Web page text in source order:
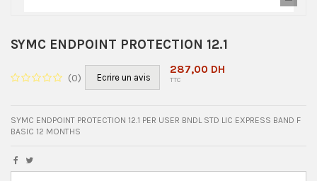
SYMC ENDPOINT PROTECTION 12.1
(0) Ecrire un avis
287,00 DH
TTC
SYMC ENDPOINT PROTECTION 12.1 PER USER BNDL STD LIC EXPRESS BAND F
BASIC 12 MONTHS